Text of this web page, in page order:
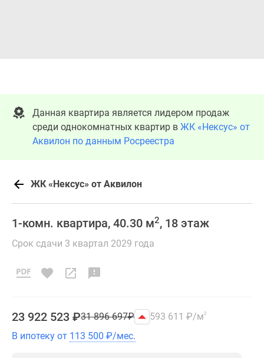
Данная квартира является лидером продаж
среди однокомнатных квартир в ЖК «Нексус» от
Аквилон по данным Росреестра
ЖК «Нексус» от Аквилон
1-комн. квартира, 40.30 м2, 18 этаж
Срок сдачи 3 квартал 2029 года
23 922 523 ₽31 896 697₽ 593 611 ₽/м2
В ипотеку от 113 500 ₽/мес.